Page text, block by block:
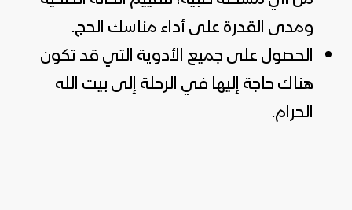
ومدى القدرة على أداء مناسك الحج.
الحصول على جميع الأدوية التي قد تكون
هناك حاجة إليها في الرحلة إلى بيت الله
الحرام.